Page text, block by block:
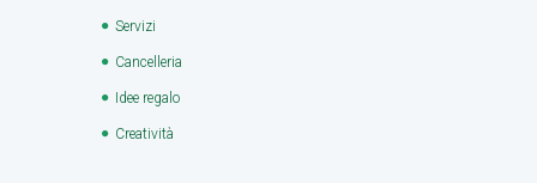
Servizi
Cancelleria
Idee regalo
Creatività